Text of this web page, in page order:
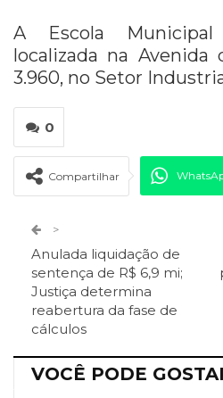
A Escola
localizada na Avenida
3.960, no Setor
0
Compartilhar
Facebook Messenger
>
Anulada liquidação de
sentença de R$ 6,9 mi;
Justiça determina
reabertura da fase de
cálculos
VOCÊ PODE